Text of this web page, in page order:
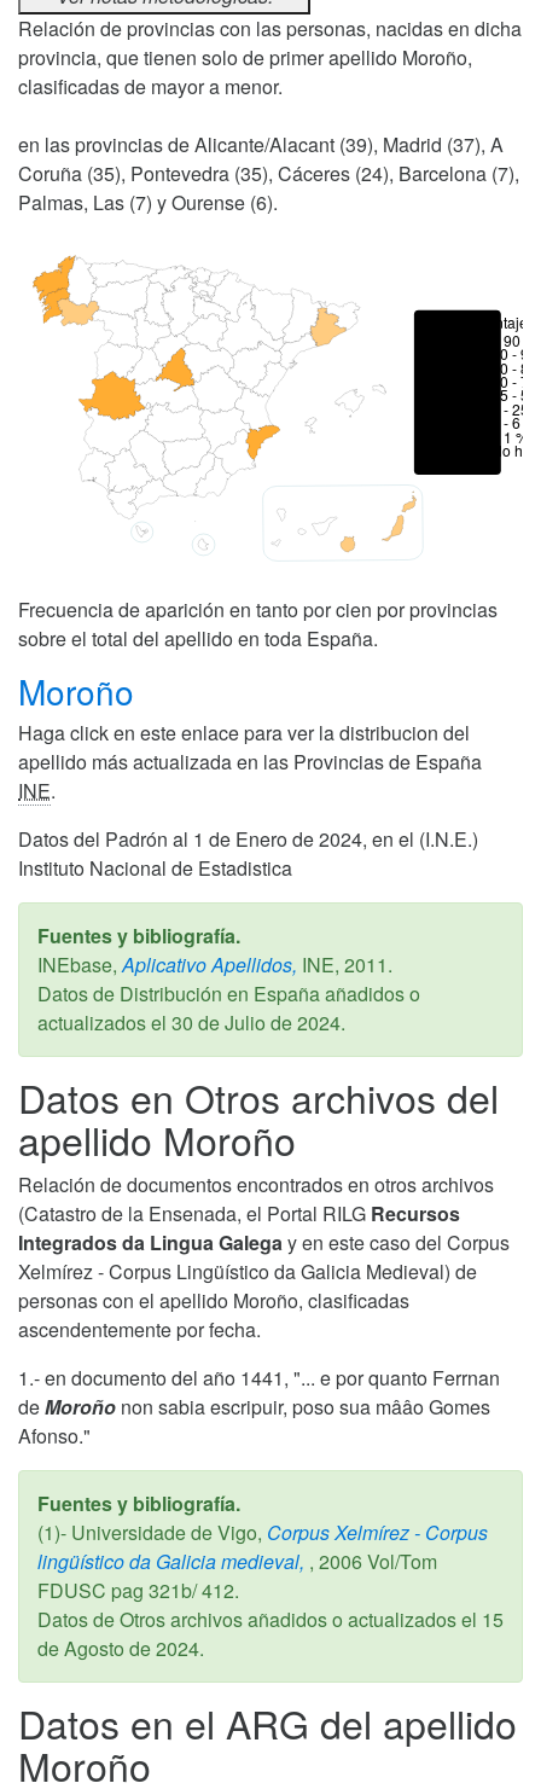
Relación de provincias con las personas, nacidas en dicha
provincia, que tienen solo de primer apellido Moroño,
clasificadas de mayor a menor.
en las provincias de Alicante/Alacant (39), Madrid (37), A
Coruña (35), Pontevedra (35), Cáceres (24), Barcelona (7),
Palmas, Las (7) y Ourense (6).
Porcentajes
> 90 %
80 -
70 -
50 -
25 -
6 - 25
1 - 6 %
< 1 %
No hay
Frecuencia de aparición en tanto por cien por provincias
sobre el total del apellido en toda España.
Moroño
Haga click en este enlace para ver la distribucion del
apellido más actualizada en las Provincias de España
INE.
Datos del Padrón al 1 de Enero de 2024, en el (I.N.E.)
Instituto Nacional de Estadistica
Fuentes y bibliografía.
INEbase, Aplicativo Apellidos, INE, 2011.
Datos de Distribución en España añadidos o
actualizados el 30 de Julio de 2024.
Datos en Otros archivos del
apellido Moroño
Relación de documentos encontrados en otros archivos
(Catastro de la Ensenada, el Portal RILG Recursos
Integrados da Lingua Galega y en este caso del Corpus
Xelmírez - Corpus Lingüístico da Galicia Medieval) de
personas con el apellido Moroño, clasificadas
ascendentemente por fecha.
1.- en documento del año 1441, "... e por quanto Ferrnan
deMoroño non sabia escripuir, poso sua mââo Gomes
Afonso."
Fuentes y bibliografía.
(1)- Universidade de Vigo, Corpus Xelmírez - Corpus
lingüístico da Galicia medieval, , 2006Vol/Tom
FDUSC pag 321b/ 412.
Datos de Otros archivos añadidos o actualizados el 15
de Agosto de 2024.
Datos en el ARG del apellido
Moroño